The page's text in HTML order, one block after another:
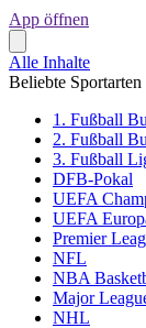
App öffnen
Alle Inhalte
Beliebte Sportarten
1. Fußball
2. Fußball
3. Fußball
DFB-Pokal
UEFA
UEFA
Premier
NFL
NBA
Major
NHL